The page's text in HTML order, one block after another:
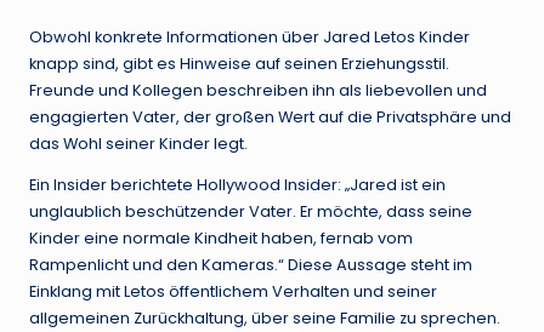
Obwohl konkrete Informationen über Jared Letos Kinder
knapp sind, gibt es Hinweise auf seinen Erziehungsstil.
Freunde und Kollegen beschreiben ihn als liebevollen und
engagierten Vater, der großen Wert auf die Privatsphäre und
das Wohl seiner Kinder legt.
Ein Insider berichtete Hollywood Insider: „Jared ist ein
unglaublich beschützender Vater. Er möchte, dass seine
Kinder eine normale Kindheit haben, fernab vom
Rampenlicht und den Kameras.“ Diese Aussage steht im
Einklang mit Letos öffentlichem Verhalten und seiner
allgemeinen Zurückhaltung, über seine Familie zu sprechen.